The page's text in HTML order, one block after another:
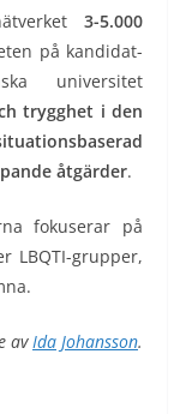
3-5.000
på kandidat-
universitet
trygghet i den
åtgärder.
fokuserar på
LBQTI-grupper,
avIda Johansson.